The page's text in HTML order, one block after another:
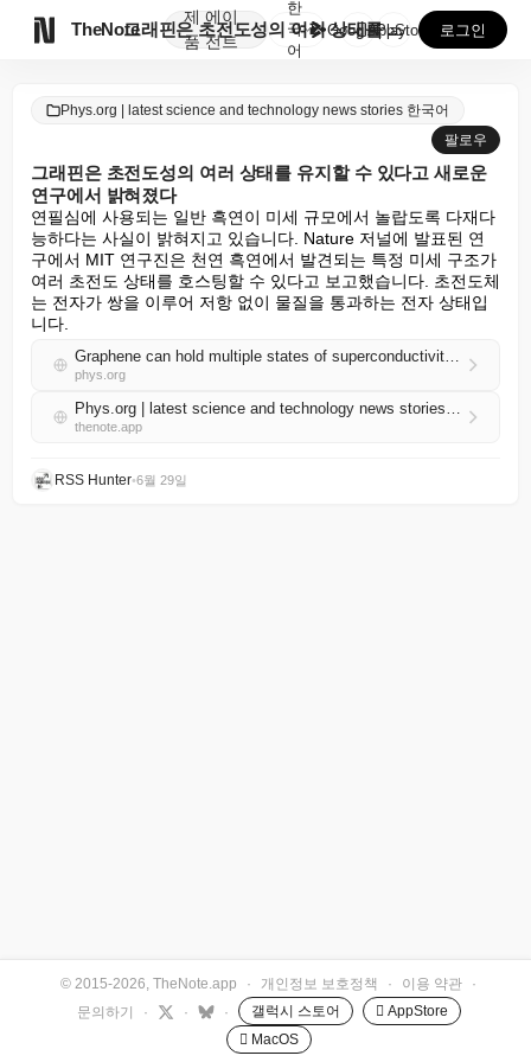
TheNote
제
품
에이
전트
그래핀은 초전도성의 여러 상태를 유지할 수 있다고 새로...
한
국
어
GooglePlay
AppStore 로그인
Phys.org | latest science and technology news stories 한국어
팔로우
그래핀은 초전도성의 여러 상태를 유지할 수 있다고 새로운
연구에서 밝혀졌다
연필심에 사용되는 일반 흑연이 미세 규모에서 놀랍도록 다재다
능하다는 사실이 밝혀지고 있습니다. Nature 저널에 발표된 연
구에서 MIT 연구진은 천연 흑연에서 발견되는 특정 미세 구조가
여러 초전도 상태를 호스팅할 수 있다고 보고했습니다. 초전도체
는 전자가 쌍을 이루어 저항 없이 물질을 통과하는 전자 상태입
니다.
Graphene can hold multiple states of superconductivity, a new study finds
phys.org
Phys.org | latest science and technology news stories 한국어 RSS
thenote.app
RSS Hunter•6월 29일
© 2015-2026, TheNote.app · 개인정보 보호정책 · 이용 약관
·
문의하기
· · · 갤럭시 스토어
 AppStore
 MacOS